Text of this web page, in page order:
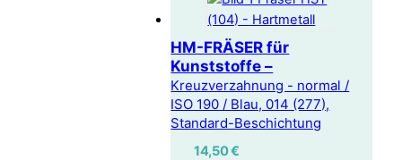
HM-FRÄSER für
Kunststoffe –
Kreuzverzahnung - normal /
ISO 190 / Blau, 014 (277),
Standard-Beschichtung
14,50€